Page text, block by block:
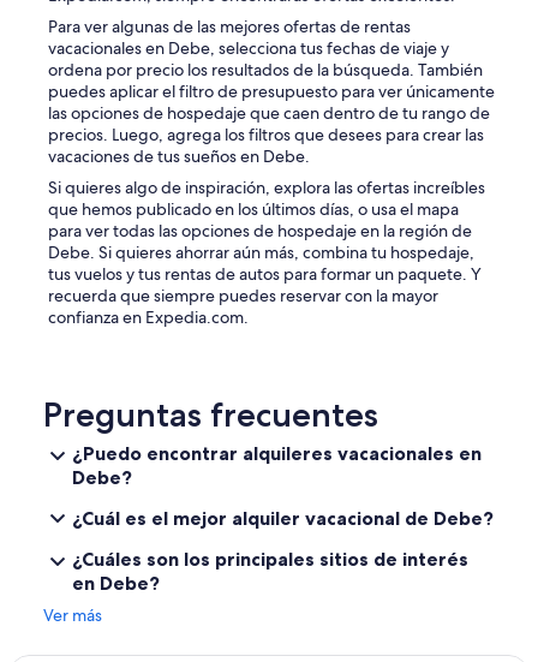
Para ver algunas de las mejores ofertas de rentas
vacacionales en Debe, selecciona tus fechas de viaje y
ordena por precio los resultados de la búsqueda. También
puedes aplicar el filtro de presupuesto para ver únicamente
las opciones de hospedaje que caen dentro de tu rango de
precios. Luego, agrega los filtros que desees para crear las
vacaciones de tus sueños en Debe.
Si quieres algo de inspiración, explora las ofertas increíbles
que hemos publicado en los últimos días, o usa el mapa
para ver todas las opciones de hospedaje en la región de
Debe. Si quieres ahorrar aún más, combina tu hospedaje,
tus vuelos y tus rentas de autos para formar un paquete. Y
recuerda que siempre puedes reservar con la mayor
confianza en Expedia.com.
Preguntas frecuentes
¿Puedo encontrar alquileres vacacionales en
Debe?
¿Cuál es el mejor alquiler vacacional de Debe?
¿Cuáles son los principales sitios de interés
en Debe?
Ver más